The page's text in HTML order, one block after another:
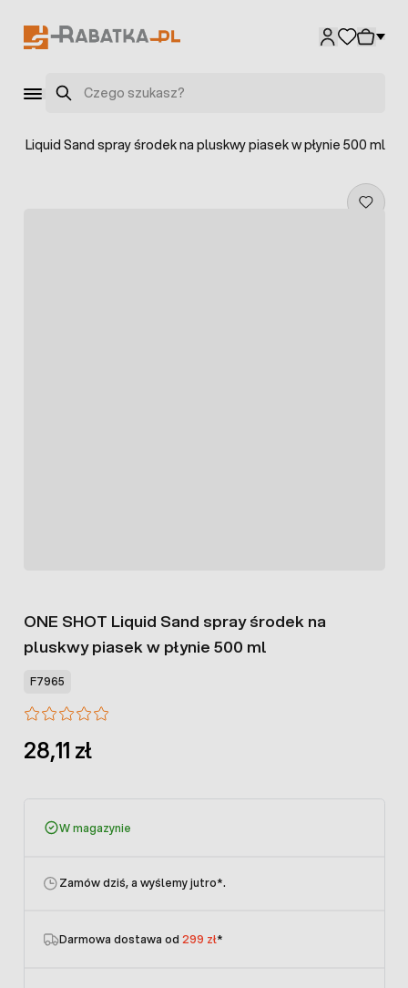
Szukaj
Liquid Sand spray środek na pluskwy piasek w płynie 500 ml
ONE SHOT Liquid Sand spray środek na
pluskwy piasek w płynie 500 ml
F7965
28,11 zł
W magazynie
Zamów dziś, a wyślemy jutro*.
Darmowa dostawa od 299 zł*